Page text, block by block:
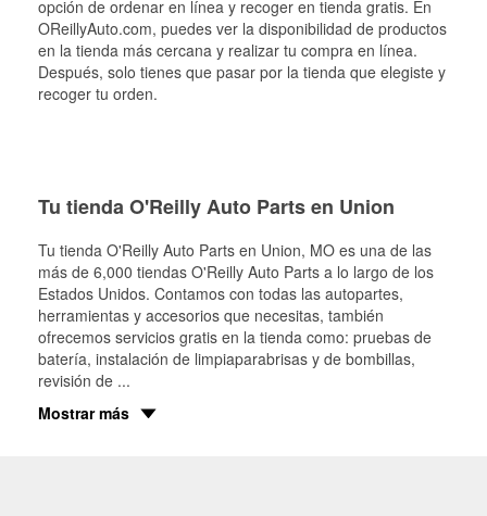
opción de ordenar en línea y recoger en tienda gratis. En
OReillyAuto.com, puedes ver la disponibilidad de productos
en la tienda más cercana y realizar tu compra en línea.
Después, solo tienes que pasar por la tienda que elegiste y
recoger tu orden.
Tu tienda O'Reilly Auto Parts en Union
Tu tienda O'Reilly Auto Parts en Union, MO es una de las
más de 6,000 tiendas O'Reilly Auto Parts a lo largo de los
Estados Unidos. Contamos con todas las autopartes,
herramientas y accesorios que necesitas, también
ofrecemos servicios gratis en la tienda como: pruebas de
batería, instalación de limpiaparabrisas y de bombillas,
revisión de ...
Mostrar más